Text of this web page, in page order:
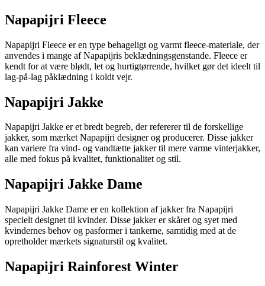
Napapijri Fleece
Napapijri Fleece er en type behageligt og varmt fleece-materiale, der
anvendes i mange af Napapijris beklædningsgenstande. Fleece er
kendt for at være blødt, let og hurtigtørrende, hvilket gør det ideelt til
lag-på-lag påklædning i koldt vejr.
Napapijri Jakke
Napapijri Jakke er et bredt begreb, der refererer til de forskellige
jakker, som mærket Napapijri designer og producerer. Disse jakker
kan variere fra vind- og vandtætte jakker til mere varme vinterjakker,
alle med fokus på kvalitet, funktionalitet og stil.
Napapijri Jakke Dame
Napapijri Jakke Dame er en kollektion af jakker fra Napapijri
specielt designet til kvinder. Disse jakker er skåret og syet med
kvindernes behov og pasformer i tankerne, samtidig med at de
opretholder mærkets signaturstil og kvalitet.
Napapijri Rainforest Winter